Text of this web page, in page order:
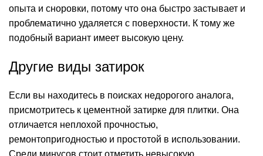
опыта и сноровки, потому что она быстро застывает и
проблематично удаляется с поверхности. К тому же
подобный вариант имеет высокую цену.
Другие виды затирок
Если вы находитесь в поисках недорогого аналога,
присмотритесь к цементной затирке для плитки. Она
отличается неплохой прочностью,
ремонтопригодностью и простотой в использовании.